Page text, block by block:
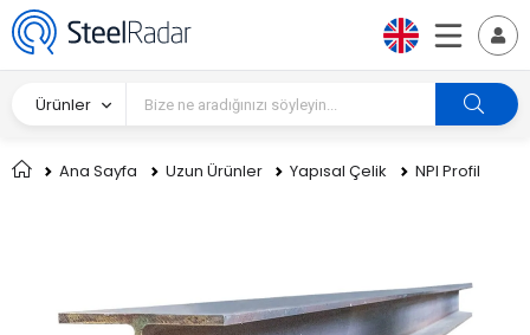
Ürünler
Ana Sayfa Uzun Ürünler Yapısal Çelik NPI Profil